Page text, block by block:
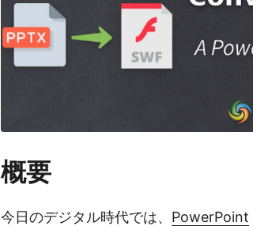
概要
今日のデジタル時代では、 PowerPoint